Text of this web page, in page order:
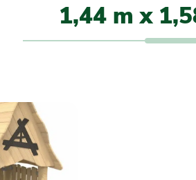
1,44 m x